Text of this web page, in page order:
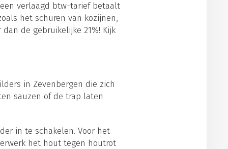
verlaagd btw-tarief betaalt
het schuren van kozijnen,
de gebruikelijke 21%! Kijk
in Zevenbergen die zich
sauzen of de trap laten
in te schakelen. Voor het
het hout tegen houtrot